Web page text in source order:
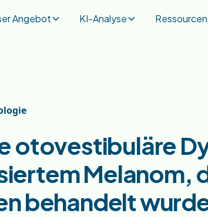
Angebot KI-Analyse Ressourcen
otovestibuläre
Melanom,
behandelt